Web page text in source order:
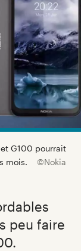
G100 pourrait
mois.
©Nokia
peu faire